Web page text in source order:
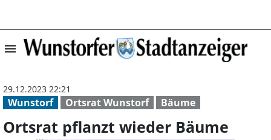
menu Ortsrat pflanzt
Wunstorf Ortsrat Wunstorf Bäume
29.12.2023 22:21
Ortsrat pflanzt wieder Bäume